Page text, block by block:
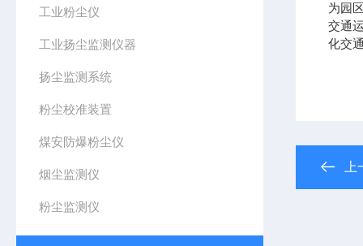
工业粉尘仪
工业扬尘监测仪器
扬尘监测系统
粉尘校准装置
煤安防爆粉尘仪
烟尘监测仪
粉尘监测仪
为园
交通
化交